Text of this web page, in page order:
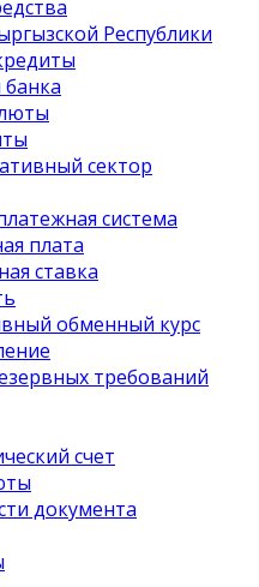
Республики
сектор
система
плата
ставка
обменный курс
требований
счет
документа